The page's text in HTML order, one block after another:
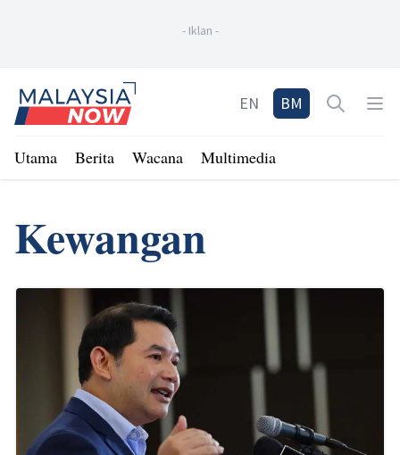
- Iklan -
Home
EN BM Open
Utama Berita Wacana Multimedia
Kewangan